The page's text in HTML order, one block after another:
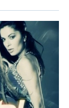
Он
И в один
с ним в